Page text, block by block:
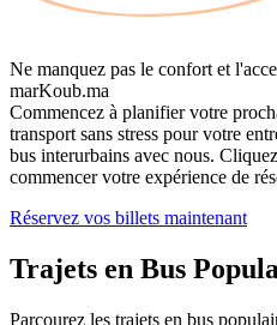
Ne manquez pas le confort et
marKoub.ma
Commencez à planifier votre
transport sans stress pour votre
bus interurbains avec nous.
commencer votre expérience de
Réservez vos billets maintenant
Trajets en Bus
Parcourez les trajets en bus